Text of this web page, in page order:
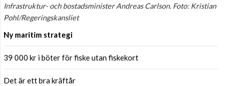
Infrastruktur- och bostadsminister Andreas Carlson. Foto: Kristian
Pohl/Regeringskansliet
Ny maritim strategi
39 000 kr i böter för fiske utan fiskekort
Det är ett bra kräftår